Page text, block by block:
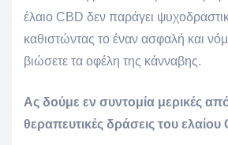
έλαιο CBD δεν παράγει
καθιστώντας το έναν ασφαλή και
βιώσετε τα οφέλη της κάνναβης.
Ας δούμε εν συντομία μερικές από
θεραπευτικές δράσεις του ελαίου